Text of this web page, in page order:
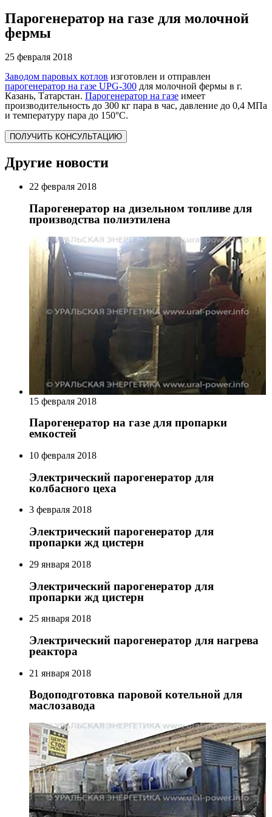
Парогенератор на газе для молочной
фермы
25 февраля 2018
Заводом паровых котлов изготовлен и отправлен
парогенератор на газе UPG-300 для молочной фермы в г.
Казань, Татарстан. Парогенератор на газе имеет
производительность до 300 кг пара в час, давление до 0,4 МПа
и температуру пара до 150°С.
ПОЛУЧИТЬ КОНСУЛЬТАЦИЮ
Другие новости
22 февраля 2018
Парогенератор на дизельном топливе для
производства полиэтилена
15 февраля 2018
Парогенератор на газе для пропарки
емкостей
10 февраля 2018
Электрический парогенератор для
колбасного цеха
3 февраля 2018
Электрический парогенератор для
пропарки жд цистерн
29 января 2018
Электрический парогенератор для
пропарки жд цистерн
25 января 2018
Электрический парогенератор для нагрева
реактора
21 января 2018
Водоподготовка паровой котельной для
маслозавода